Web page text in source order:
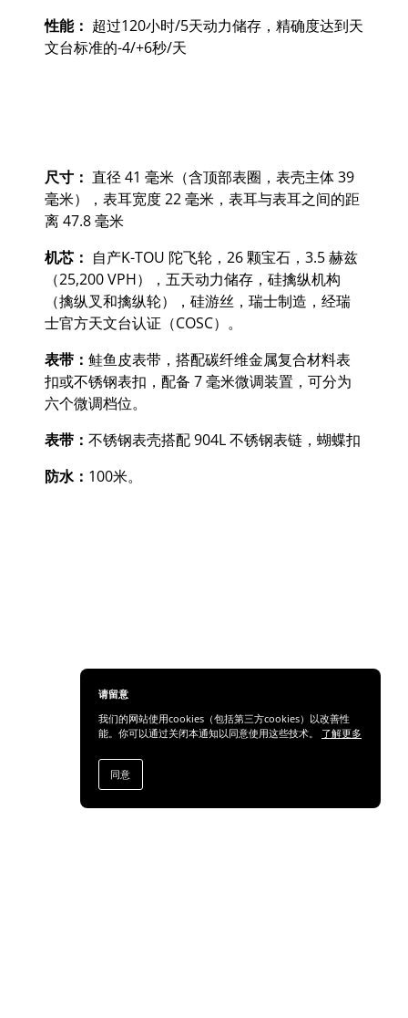
性能： 超过120小时/5天动力储存，精确度达到天
文台标准的-4/+6秒/天
尺寸： 直径 41 毫米（含顶部表圈，表壳主体 39
毫米），表耳宽度 22 毫米，表耳与表耳之间的距
离 47.8 毫米
机芯： 自产K-TOU 陀飞轮，26 颗宝石，3.5 赫兹
（25,200 VPH），五天动力储存，硅擒纵机构
（擒纵叉和擒纵轮），硅游丝，瑞士制造，经瑞
士官方天文台认证（COSC）。
表带： 鲑鱼皮表带，搭配碳纤维金属复合材料表
扣或不锈钢表扣，配备 7 毫米微调装置，可分为
六个微调档位。
表带： 不锈钢表壳搭配 904L 不锈钢表链，蝴蝶扣
防水： 100米。
请留意
我们的网站使用cookies（包括第三方cookies）以改善性
能。你可以通过关闭本通知以同意使用这些技术。 了解更多
同意